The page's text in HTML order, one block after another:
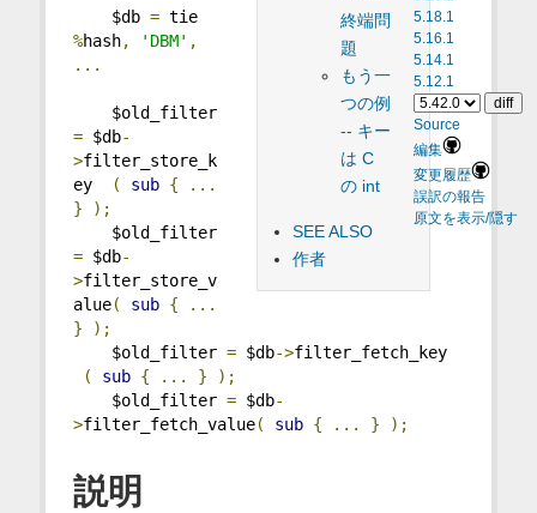
5.18.1
5.16.1
5.14.1
5.12.1
Source
編集
変更履歴
誤訳の報告
原文を表示/隠す
終端問
題
もう一
つの例
-- キー
は C
の int
SEE ALSO
作者
$db =
tie
%hash, 'DBM' ,
...
$old_filter
= $db-
>filter_store_k
ey
( sub {
...
}
);
$old_filter
= $db-
>filter_store_v
alue( sub {
...
}
);
$old_filter = $db->filter_fetch_key
(
sub { ... }
);
$old_filter = $db-
>filter_fetch_value( sub { ... } );
説明